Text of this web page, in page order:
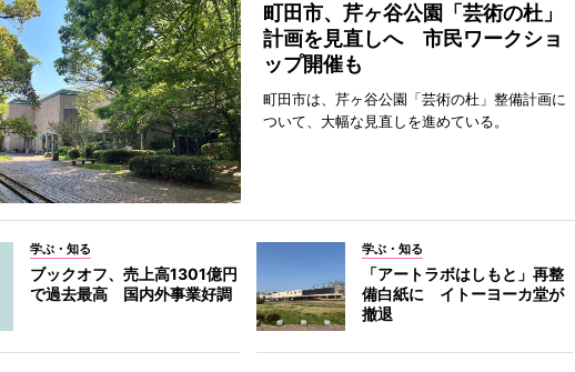
町田市、芹ヶ谷公園「芸術の杜」
計画を見直しへ 市民ワークショ
ップ開催も
町田市は、芹ヶ谷公園「芸術の杜」整備計画に
ついて、大幅な見直しを進めている。
学ぶ・知る
ブックオフ、売上高1301億円
で過去最高 国内外事業好調
学ぶ・知る
「アートラボはしもと」再整
備白紙に イトーヨーカ堂が
撤退